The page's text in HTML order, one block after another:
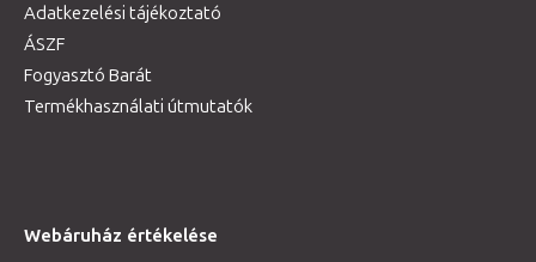
Adatkezelési tájékoztató
ÁSZF
Fogyasztó Barát
Termékhasználati útmutatók
Webáruház értékelése